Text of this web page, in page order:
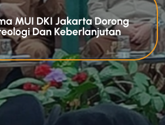
MUI DKI Jakarta Dorong
Dan Keberlanjutan